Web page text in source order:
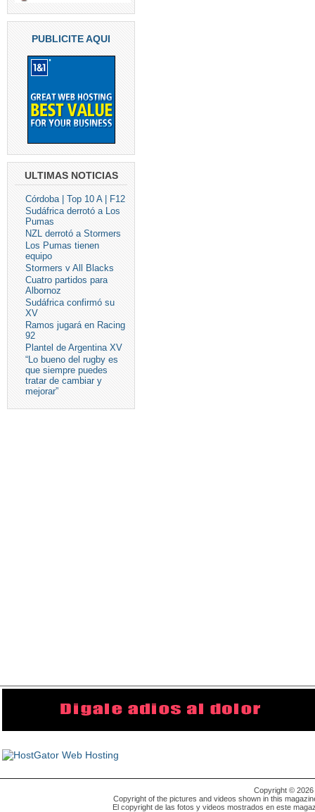
PUBLICITE AQUI
ULTIMAS NOTICIAS
Córdoba | Top 10 A | F12
Sudáfrica derrotó a Los
Pumas
NZL derrotó a Stormers
Los Pumas tienen
equipo
Stormers v All Blacks
Cuatro partidos para
Albornoz
Sudáfrica confirmó su
XV
Ramos jugará en Racing
92
Plantel de Argentina XV
“Lo bueno del rugby es
que siempre puedes
tratar de cambiar y
mejorar”
Copyright © 2026
Copyright of the pictures and videos shown in this
El copyright de las fotos y videos mostrados en este